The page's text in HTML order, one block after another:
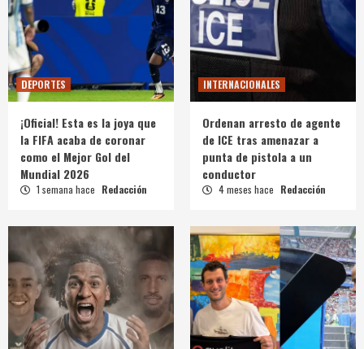
DEPORTES
¡Oficial! Esta es la joya que
la FIFA acaba de coronar
como el Mejor Gol del
Mundial 2026
1 semana hace Redacción
INTERNACIONALES
Ordenan arresto de agente
de ICE tras amenazar a
punta de pistola a un
conductor
4 meses hace Redacción